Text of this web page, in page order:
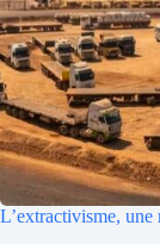
L’extractivisme, une